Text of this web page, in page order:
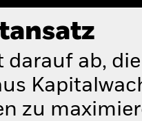
darauf ab,
zu